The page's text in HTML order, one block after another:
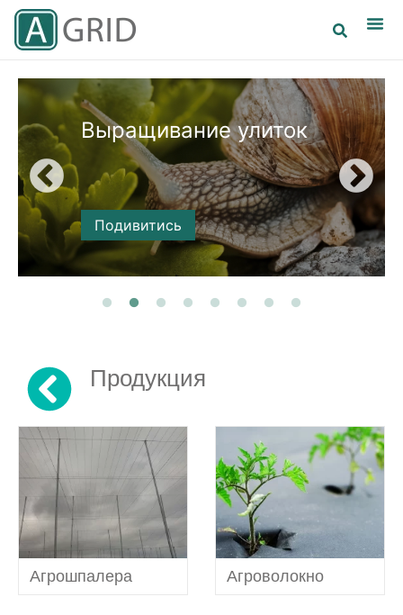
Выращивание улиток
Подивитись
Продукция
Aгрошпалера Агроволокно